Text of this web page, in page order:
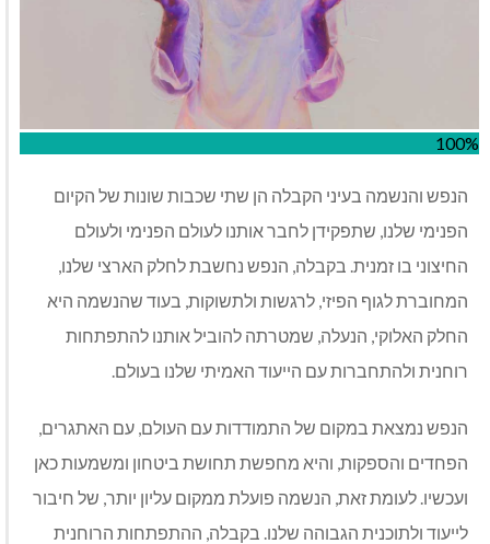
100%
הנפש והנשמה בעיני הקבלה הן שתי שכבות שונות של הקיום
הפנימי שלנו, שתפקידן לחבר אותנו לעולם הפנימי ולעולם
החיצוני בו זמנית. בקבלה, הנפש נחשבת לחלק הארצי שלנו,
המחוברת לגוף הפיזי, לרגשות ולתשוקות, בעוד שהנשמה היא
החלק האלוקי, הנעלה, שמטרתה להוביל אותנו להתפתחות
רוחנית ולהתחברות עם הייעוד האמיתי שלנו בעולם.
הנפש נמצאת במקום של התמודדות עם העולם, עם האתגרים,
הפחדים והספקות, והיא מחפשת תחושת ביטחון ומשמעות כאן
ועכשיו. לעומת זאת, הנשמה פועלת ממקום עליון יותר, של חיבור
לייעוד ולתוכנית הגבוהה שלנו. בקבלה, ההתפתחות הרוחנית